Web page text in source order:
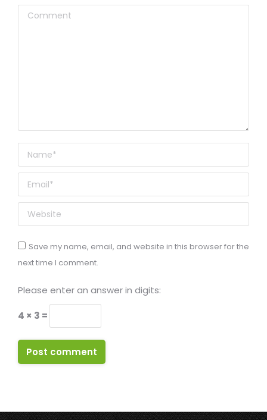
Comment
Name *
Email *
Website
Save my name, email, and website in this browser for the
next time I comment.
Please enter an answer in digits:
4 × 3 =
Post comment